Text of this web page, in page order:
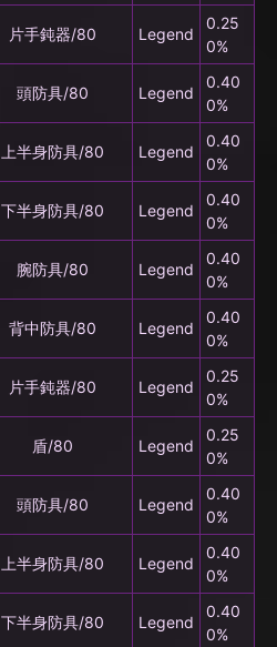
片手鈍器/80 Legend
0.25
0%
頭防具/80 Legend
0.40
0%
上半身防具/80 Legend
0.40
0%
下半身防具/80 Legend
0.40
0%
腕防具/80 Legend
0.40
0%
背中防具/80 Legend
0.40
0%
片手鈍器/80 Legend
0.25
0%
盾/80 Legend
0.25
0%
頭防具/80 Legend
0.40
0%
上半身防具/80 Legend
0.40
0%
下半身防具/80 Legend
0.40
0%